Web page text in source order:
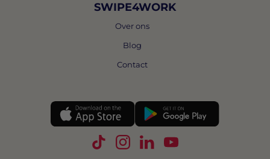
SWIPE4WORK
Over ons
Blog
Contact
Volg Swipe4Work op TikTok
Volg Swipe4Work op
Volg Swipe4Work op
Volg Swipe4Work